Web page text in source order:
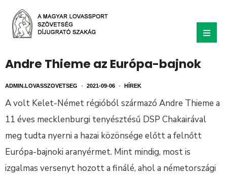
Andre Thieme az Európa-bajnok
ADMIN.LOVASSZOVETSEG • 2021-09-06 • HÍREK
A volt Kelet-Német régióból származó Andre Thieme a
11 éves mecklenburgi tenyésztésű DSP Chakairával
meg tudta nyerni a hazai közönsége előtt a felnőtt
Európa-bajnoki aranyérmet. Mint mindig, most is
izgalmas versenyt hozott a finálé, ahol a németországi